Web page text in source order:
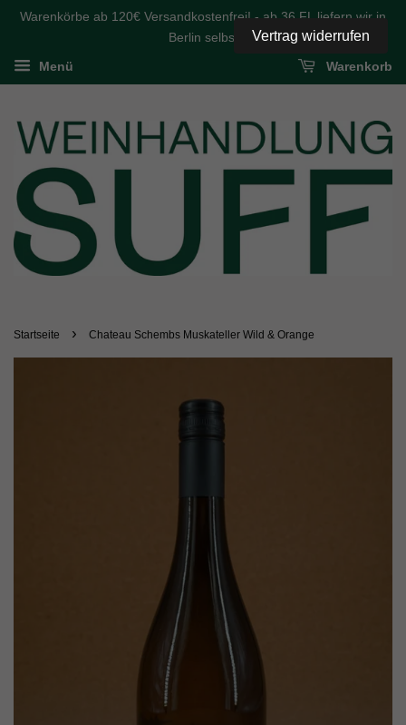
Warenkörbe ab 120€ Versandkostenfrei! - ab 36 FL liefern wir in
Berlin selbst
Menü Warenkorb
Startseite › Chateau Schembs Muskateller Wild & Orange
Vertrag widerrufen